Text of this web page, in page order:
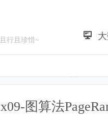
行且珍惜~
图算法